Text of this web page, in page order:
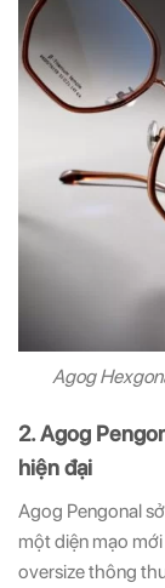
Agog
2. Agog
hiện đại
Agog Pengonal
một diện mạo
oversize thông